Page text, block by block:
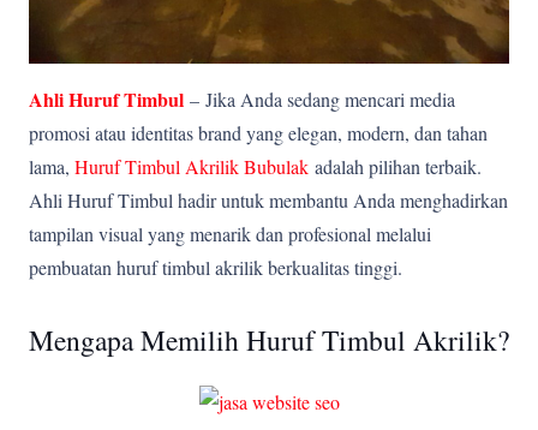
Ahli Huruf Timbul – Jika Anda sedang mencari media
promosi atau identitas brand yang elegan, modern, dan tahan
lama, Huruf Timbul Akrilik Bubulak adalah pilihan terbaik.
Ahli Huruf Timbul hadir untuk membantu Anda menghadirkan
tampilan visual yang menarik dan profesional melalui
pembuatan huruf timbul akrilik berkualitas tinggi.
Mengapa Memilih Huruf Timbul Akrilik?